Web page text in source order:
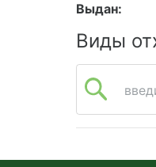
Выдан:
Виды